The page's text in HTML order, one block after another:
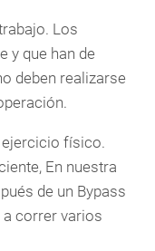
Los
y que han de
deben realizarse
ejercicio físico.
En nuestra
de un Bypass
a correr varios